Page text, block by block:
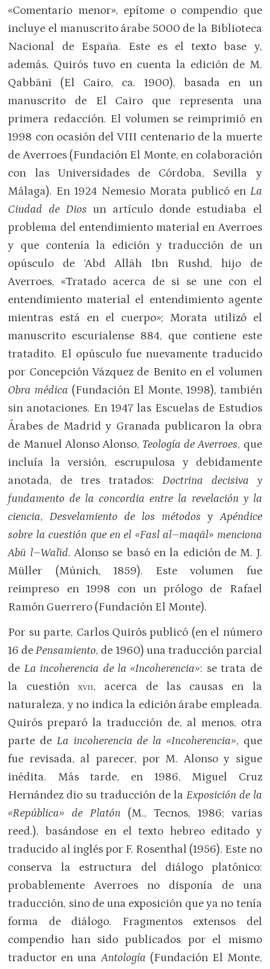
«Comentario menor», epítome o compendio que
incluye el manuscrito árabe 5000 de la Biblioteca
Nacional de España. Este es el texto base y,
además, Quirós tuvo en cuenta la edición de M.
Qabbānī (El Cairo, ca. 1900), basada en un
manuscrito de El Cairo que representa una
primera redacción. El volumen se reimprimió en
1998 con ocasión del VIII centenario de la muerte
de Averroes (Fundación El Monte, en colaboración
con las Universidades de Córdoba, Sevilla y
Málaga). En 1924 Nemesio Morata publicó en La
Ciudad de Dios un artículo donde estudiaba el
problema del entendimiento material en Averroes
y que contenía la edición y traducción de un
opúsculo de ‘Abd Allāh Ibn Rushd, hijo de
Averroes, «Tratado acerca de si se une con el
entendimiento material el entendimiento agente
mientras está en el cuerpo»; Morata utilizó el
manuscrito escurialense 884, que contiene este
tratadito. El opúsculo fue nuevamente traducido
por Concepción Vázquez de Benito en el volumen
Obra médica (Fundación El Monte, 1998), también
sin anotaciones. En 1947 las Escuelas de Estudios
Árabes de Madrid y Granada publicaron la obra
de Manuel Alonso Alonso, Teología de Averroes, que
incluía la versión, escrupulosa y debidamente
anotada, de tres tratados: Doctrina decisiva y
fundamento de la concordia entre la revelación y la
ciencia,Desvelamiento de los métodos yApéndice
sobre la cuestión que en el «Fasl al–maqāl» menciona
Abū l–Walīd. Alonso se basó en la edición de M. J.
Müller (Múnich, 1859). Este volumen fue
reimpreso en 1998 con un prólogo de Rafael
Ramón Guerrero (Fundación El Monte).
Por su parte, Carlos Quirós publicó (en el número
16 dePensamiento, de 1960) una traducción parcial
de La incoherencia de la «Incoherencia»: se trata de
la cuestión xvii, acerca de las causas en la
naturaleza, y no indica la edición árabe empleada.
Quirós preparó la traducción de, al menos, otra
parte de La incoherencia de la «Incoherencia», que
fue revisada, al parecer, por M. Alonso y sigue
inédita. Más tarde, en 1986, Miguel Cruz
Hernández dio su traducción de la Exposición de la
«República» de Platón (M., Tecnos, 1986; varias
reed.), basándose en el texto hebreo editado y
traducido al inglés por F. Rosenthal (1956). Este no
conserva la estructura del diálogo platónico:
probablemente Averroes no disponía de una
traducción, sino de una exposición que ya no tenía
forma de diálogo. Fragmentos extensos del
compendio han sido publicados por el mismo
traductor en unaAntología (Fundación El Monte,